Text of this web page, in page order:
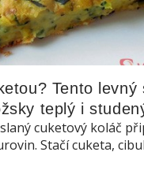
Tento levný
teplý i
cuketový koláč
Stačí cuketa,